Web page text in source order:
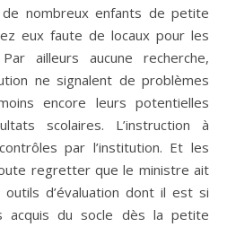
nombreux enfants de petite
eux faute de locaux pour les
ailleurs aucune recherche,
ne signalent de problèmes
encore leurs potentielles
scolaires. L’instruction à
par l’institution. Et les
regretter que le ministre ait
d’évaluation dont il est si
acquis du socle dès la petite